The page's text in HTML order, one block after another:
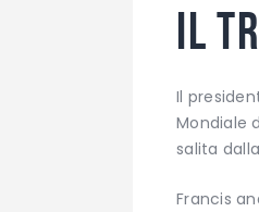
Il
Il
Mondiale
salita
Francis